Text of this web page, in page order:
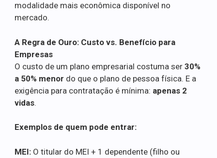
modalidade mais econômica disponível no
mercado.
A Regra de Ouro: Custo vs. Benefício para
Empresas
O custo de um plano empresarial costuma ser 30%
a 50% menor do que o plano de pessoa física. E a
exigência para contratação é mínima: apenas 2
vidas.
Exemplos de quem pode entrar:
MEI: O titular do MEI + 1 dependente (filho ou